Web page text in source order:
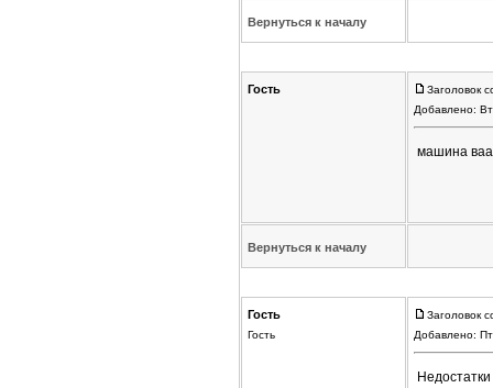
Вернуться к началу
Гость
Заголовок
Добавлено:
машина
Вернуться к началу
Гость
Гость
Заголовок
Добавлено: